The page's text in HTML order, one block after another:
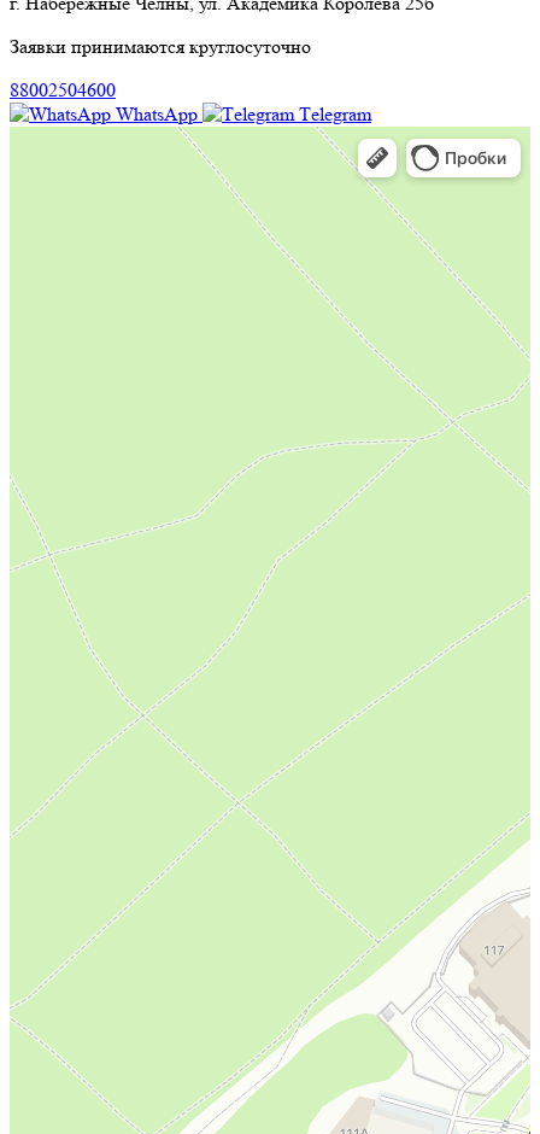
Заявки принимаются круглосуточно
88002504600
WhatsApp
Тelegram